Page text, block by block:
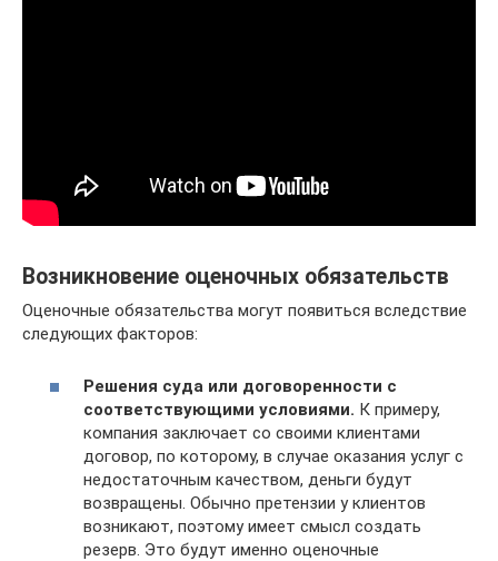
Возникновение оценочных обязательств
Оценочные обязательства могут появиться вследствие
следующих факторов:
Решения суда или договоренности с
соответствующими условиями. К примеру,
компания заключает со своими клиентами
договор, по которому, в случае оказания услуг с
недостаточным качеством, деньги будут
возвращены. Обычно претензии у клиентов
возникают, поэтому имеет смысл создать
резерв. Это будут именно оценочные